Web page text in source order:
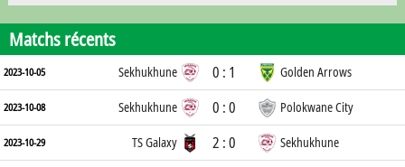
Matchs récents
2023-10-05 Sekhukhune 0 : 1 Golden Arrows
2023-10-08 Sekhukhune 0 : 0 Polokwane City
2023-10-29 TS Galaxy 2 : 0 Sekhukhune